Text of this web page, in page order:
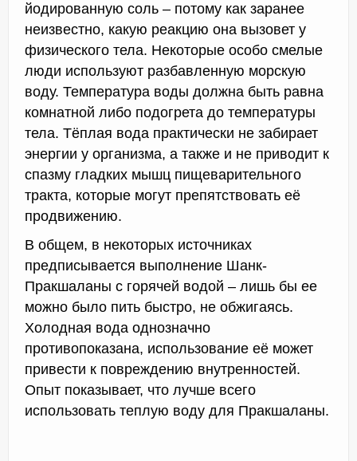
йодированную соль – потому как заранее
неизвестно, какую реакцию она вызовет у
физического тела. Некоторые особо смелые
люди используют разбавленную морскую
воду. Температура воды должна быть равна
комнатной либо подогрета до температуры
тела. Тёплая вода практически не забирает
энергии у организма, а также и не приводит к
спазму гладких мышц пищеварительного
тракта, которые могут препятствовать её
продвижению.
В общем, в некоторых источниках
предписывается выполнение Шанк-
Пракшаланы с горячей водой – лишь бы ее
можно было пить быстро, не обжигаясь.
Холодная вода однозначно
противопоказана, использование её может
привести к повреждению внутренностей.
Опыт показывает, что лучше всего
использовать теплую воду для Пракшаланы.